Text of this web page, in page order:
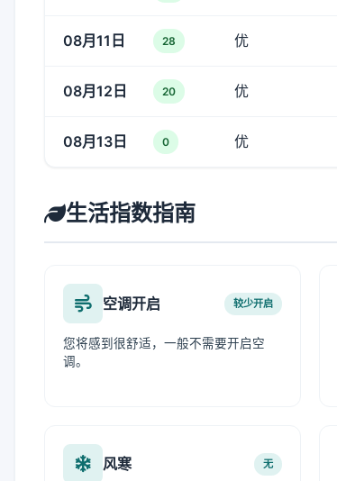
08月11日 28 优
08月12日 20 优
08月13日 0 优
生活指数指南
空调开启 较少开启
您将感到很舒适，一般不需要开启空
调。
风寒 无